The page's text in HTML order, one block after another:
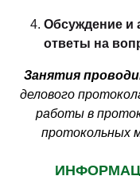
Обсуждение и
ответы на
Занятия
делового
работы в
протокольных